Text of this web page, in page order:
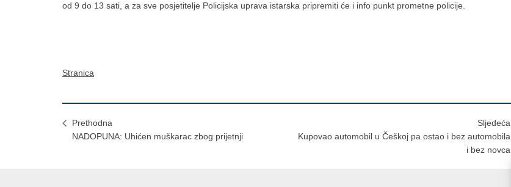
od 9 do 13 sati, a za sve posjetitelje Policijska uprava istarska pripremiti će i info punkt prometne policije.
Stranica
Prethodna
NADOPUNA: Uhićen muškarac zbog prijetnji
Sljedeća
Kupovao automobil u Češkoj pa ostao i bez automobila
i bez novca